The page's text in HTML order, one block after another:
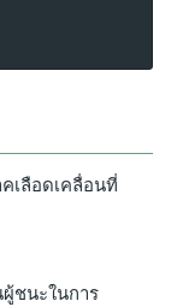
เลือดเคลื่อนที่
ผู้ชนะในการ